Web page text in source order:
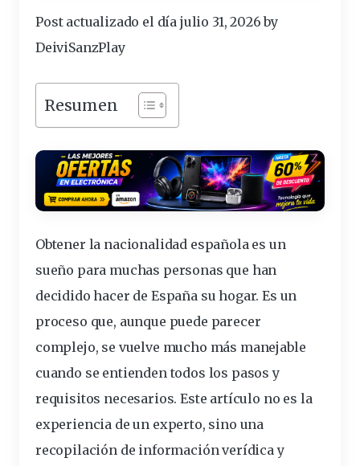
Post actualizado el día julio 31, 2026 by
DeiviSanzPlay
Resumen
Obtener la nacionalidad española es un
sueño para muchas personas que han
decidido hacer de España su hogar. Es un
proceso que, aunque puede parecer
complejo, se vuelve mucho más manejable
cuando se entienden todos los pasos y
requisitos necesarios. Este artículo no es la
experiencia de un experto, sino una
recopilación de información verídica y